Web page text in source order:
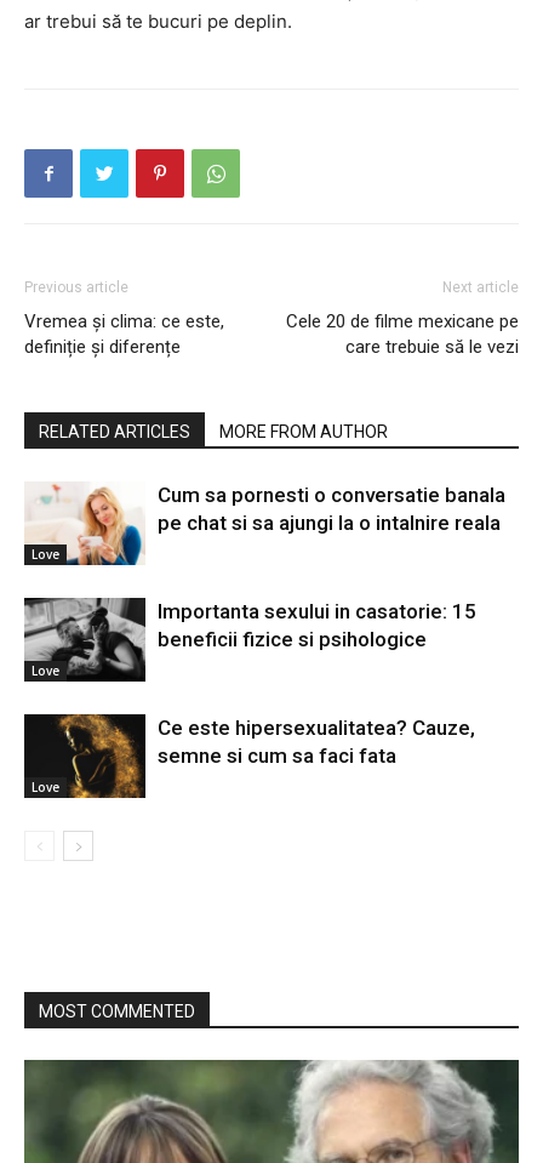
ar trebui să te bucuri pe deplin.
Previous article
Vremea și clima: ce este,
definiție și diferențe
Next article
Cele 20 de filme mexicane pe
care trebuie să le vezi
RELATED ARTICLES MORE FROM AUTHOR
Love
Cum sa pornesti o conversatie banala
pe chat si sa ajungi la o intalnire reala
Love
Importanta sexului in casatorie: 15
beneficii fizice si psihologice
Love
Ce este hipersexualitatea? Cauze,
semne si cum sa faci fata
MOST COMMENTED